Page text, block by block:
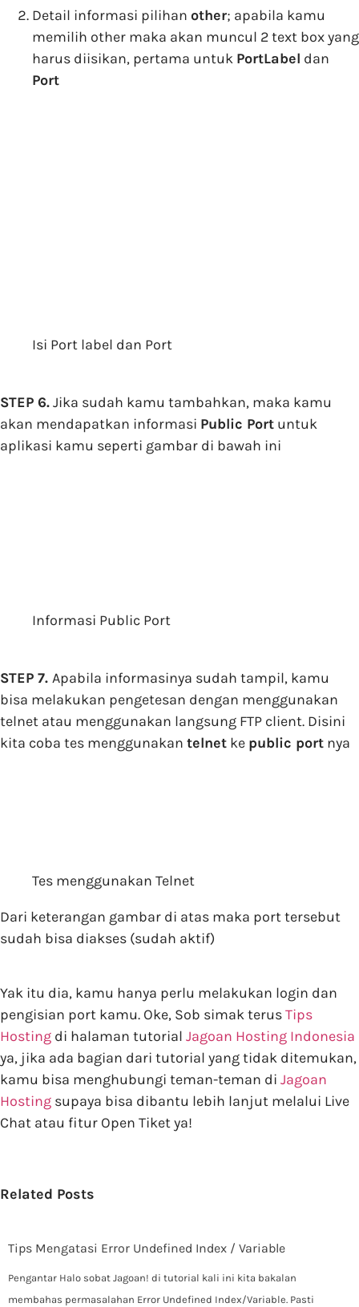
Detail informasi pilihan other; apabila kamu
memilih other maka akan muncul 2 text box yang
harus diisikan, pertama untuk PortLabel dan
Port
Isi Port label dan Port
STEP 6.Jika sudah kamu tambahkan, maka kamu
akan mendapatkan informasi Public Port untuk
aplikasi kamu seperti gambar di bawah ini
Informasi Public Port
STEP 7. Apabila informasinya sudah tampil, kamu
bisa melakukan pengetesan dengan menggunakan
telnet atau menggunakan langsung FTP client. Disini
kita coba tes menggunakan telnet ke public port nya
Tes menggunakan Telnet
Dari keterangan gambar di atas maka port tersebut
sudah bisa diakses (sudah aktif)
Yak itu dia, kamu hanya perlu melakukan login dan
pengisian port kamu. Oke, Sob simak terusTips
Hosting di halaman tutorial Jagoan Hosting Indonesia
ya, jika ada bagian dari tutorial yang tidak ditemukan,
kamu bisa menghubungi teman-teman di Jagoan
Hosting supaya bisa dibantu lebih lanjut melalui Live
Chat atau fitur Open Tiket ya!
Related Posts
Tips Mengatasi Error Undefined Index / Variable
Pengantar Halo sobat Jagoan! di tutorial kali ini kita bakalan
membahas permasalahan Error Undefined Index/Variable. Pasti